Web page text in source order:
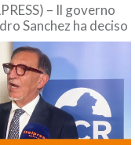
– Il governo
Sanchez ha deciso
i
interne, nei […]